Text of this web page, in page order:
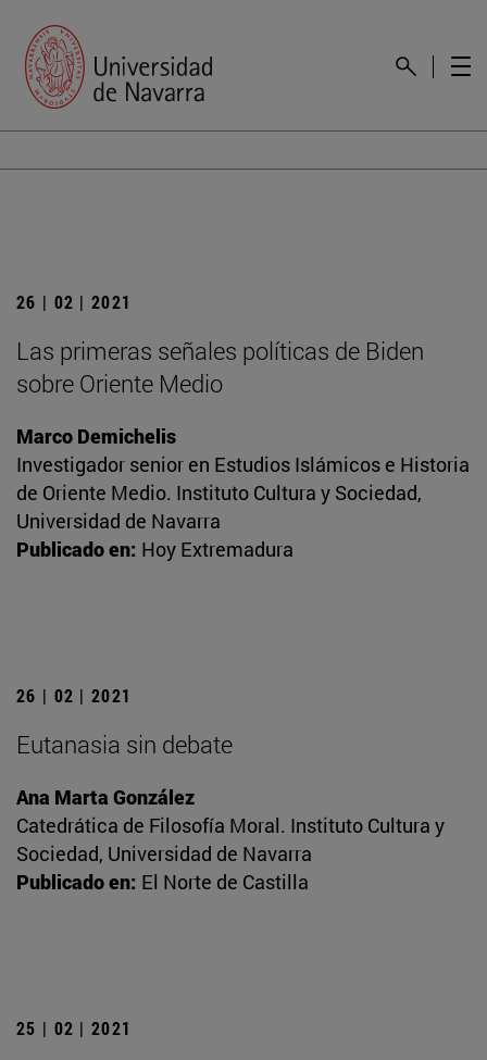
26 | 02 | 2021
Las primeras señales políticas de Biden
sobre Oriente Medio
Marco Demichelis
Investigador senior en Estudios Islámicos e Historia
de Oriente Medio. Instituto Cultura y Sociedad,
Universidad de Navarra
Publicado en: Hoy Extremadura
26 | 02 | 2021
Eutanasia sin debate
Ana Marta González
Catedrática de Filosofía Moral. Instituto Cultura y
Sociedad, Universidad de Navarra
Publicado en: El Norte de Castilla
25 | 02 | 2021